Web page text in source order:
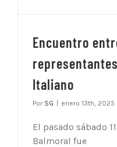
Encuentro
Italiano
Por SG | enero 13th, 2025
El pasado sábado
Balmoral fue